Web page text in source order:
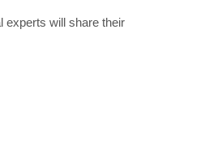
experts will share their